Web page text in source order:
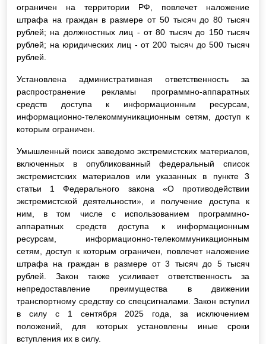
ограничен на территории РФ, повлечет наложение
штрафа на граждан в размере от 50 тысяч до 80 тысяч
рублей; на должностных лиц - от 80 тысяч до 150 тысяч
рублей; на юридических лиц - от 200 тысяч до 500 тысяч
рублей.
Установлена административная ответственность за
распространение рекламы программно-аппаратных
средств доступа к информационным ресурсам,
информационно-телекоммуникационным сетям, доступ к
которым ограничен.
Умышленный поиск заведомо экстремистских материалов,
включенных в опубликованный федеральный список
экстремистских материалов или указанных в пункте 3
статьи 1 Федерального закона «О противодействии
экстремистской деятельности», и получение доступа к
ним, в том числе с использованием программно-
аппаратных средств доступа к информационным
ресурсам, информационно-телекоммуникационным
сетям, доступ к которым ограничен, повлечет наложение
штрафа на граждан в размере от 3 тысяч до 5 тысяч
рублей. Закон также усиливает ответственность за
непредоставление преимущества в движении
транспортному средству со спецсигналами. Закон вступил
в силу с 1 сентября 2025 года, за исключением
положений, для которых установлены иные сроки
вступления их в силу.